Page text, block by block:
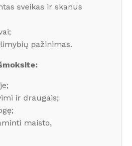
sveikas ir skanus
pažinimas.
ir draugais;
maisto,